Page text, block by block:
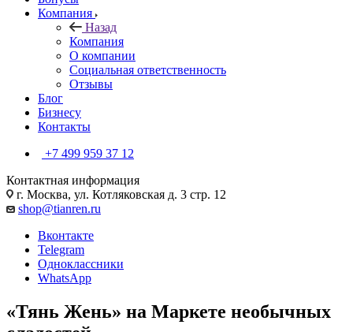
Компания
Назад
Компания
О компании
Социальная ответственность
Отзывы
Блог
Бизнесу
Контакты
+7 499 959 37 12
Контактная информация
г. Москва, ул. Котляковская д. 3 стр. 12
shop@tianren.ru
Вконтакте
Telegram
Одноклассники
WhatsApp
«Тянь Жень» на Маркете необычных